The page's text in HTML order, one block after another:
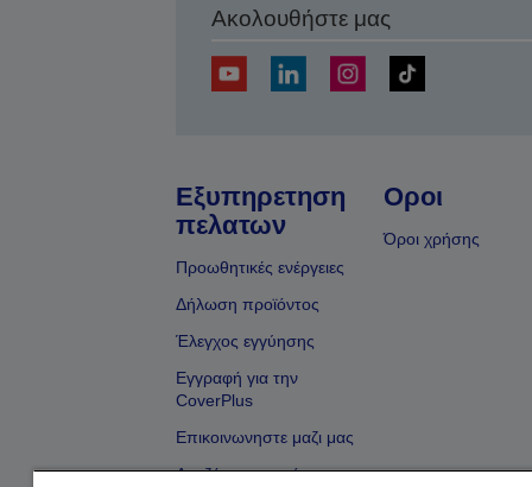
Ακολουθήστε μας
Εξυπηρετηση
πελατων
Προωθητικές ενέργειες
Δήλωση προϊόντος
Έλεγχος εγγύησης
Εγγραφή για την
CoverPlus
Επικοινωνηστε μαζι μας
Αναζήτηση εμπόρου
Οροι
Όροι χρήσης